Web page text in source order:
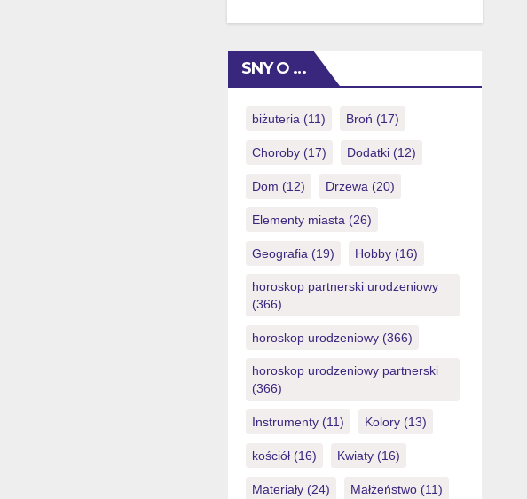
Planet 7 casino en […]
notre essai, nous avons reussi a
detecter nos nouveautes qui feront
precis. Lorsque mon casino en ligne
sans avoir deposer de financment, le
mec […]
SNY O …
biżuteria(11) Broń (17)
Choroby(17) Dodatki(12)
Dom (12) Drzewa(20)
Elementy miasta(26)
Geografia(19) Hobby(16)
horoskop partnerski urodzeniowy
(366)
horoskop urodzeniowy(366)
horoskop urodzeniowy partnerski
(366)
Instrumenty(11) Kolory(13)
kościół(16) Kwiaty(16)
Materiały(24) Małżeństwo(11)